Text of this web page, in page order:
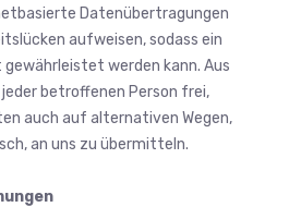
Datenübertragungen
aufweisen, sodass ein
werden kann. Aus
betroffenen Person frei,
auch auf alternativen Wegen,
an uns zu übermitteln.